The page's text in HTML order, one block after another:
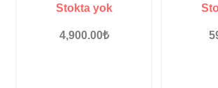
Stokta yok
4,900.00₺